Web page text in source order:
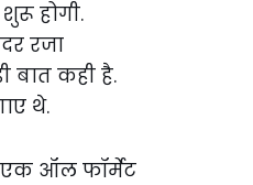
होगी.
रजा
बात कही है.
थे.
एक ऑल फॉर्मेट